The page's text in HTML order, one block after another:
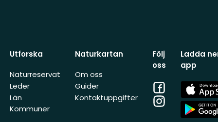
Utforska
Naturreservat
Leder
Län
Kommuner
Naturkartan
Om oss
Guider
Kontaktuppgifter
Följ
oss
Facebook
Instagram
Ladda
app
App
Store
App
Store